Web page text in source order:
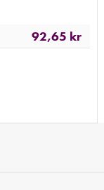
92,65 kr